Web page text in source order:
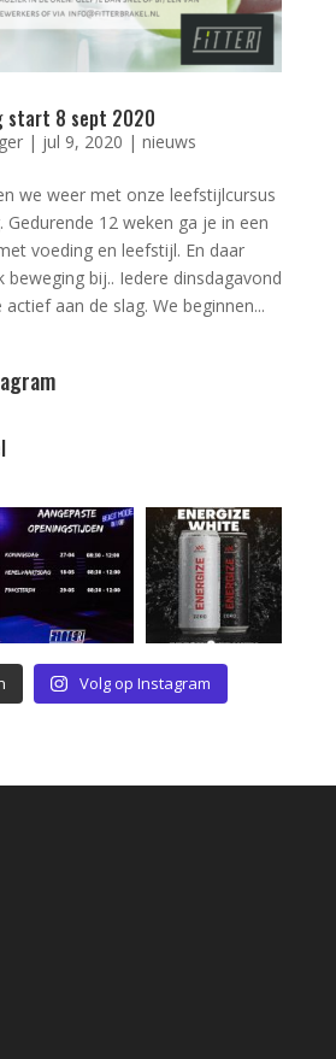
start 8 sept 2020
| jul 9, 2020 | nieuws
we weer met onze leefstijlcursus
Gedurende 12 weken ga je in een
voeding en leefstijl. En daar
bij.. Iedere dinsdagavond
aan de slag. We beginnen...
Volg op Instagram